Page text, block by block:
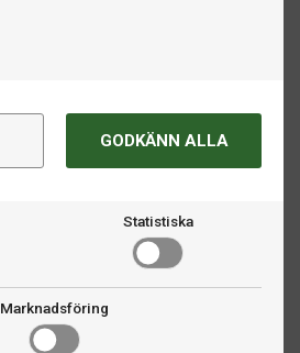
GODKÄNN ALLA
Statistiska
Marknadsföring